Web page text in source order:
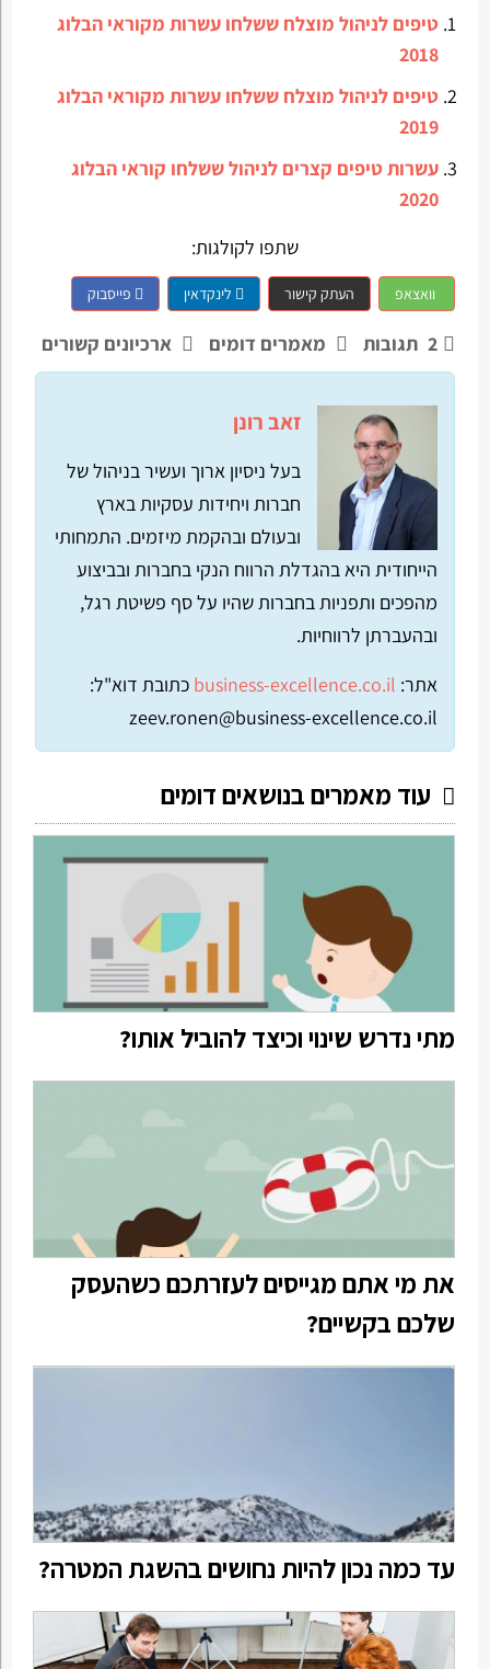
טיפים לניהול מוצלח ששלחו עשרות מקוראי הבלוג
2018
טיפים לניהול מוצלח ששלחו עשרות מקוראי הבלוג
2019
עשרות טיפים קצרים לניהול ששלחו קוראי הבלוג
2020
שתפו לקולגות:
וואצאפ העתק קישור לינקדאין פייסבוק
2 תגובות מאמרים דומים ארכיונים קשורים
זאב רונן
בעל ניסיון ארוך ועשיר בניהול של
חברות ויחידות עסקיות בארץ
ובעולם ובהקמת מיזמים. התמחותי
הייחודית היא בהגדלת הרווח הנקי בחברות ובביצוע
מהפכים ותפניות בחברות שהיו על סף פשיטת רגל,
ובהעברתן לרווחיות.
אתר: business-excellence.co.il כתובת דוא"ל:
zeev.ronen@business-excellence.co.il
עוד מאמרים בנושאים דומים
מתי נדרש שינוי וכיצד להוביל אותו?
את מי אתם מגייסים לעזרתכם כשהעסק
שלכם בקשיים?
עד כמה נכון להיות נחושים בהשגת המטרה?